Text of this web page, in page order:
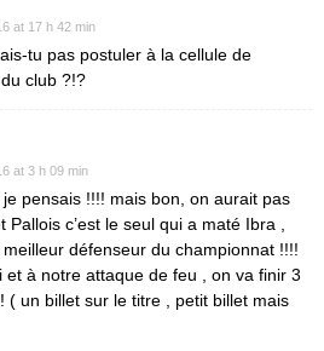
at 17 h 42 min
tu pas postuler à la cellule de
club ?!?
at 3 h 09 min
je pensais !!!! mais bon, on aurait pas
Pallois c’est le seul qui a maté Ibra ,
meilleur défenseur du championnat !!!!
et à notre attaque de feu , on va finir 3
( un billet sur le titre , petit billet mais